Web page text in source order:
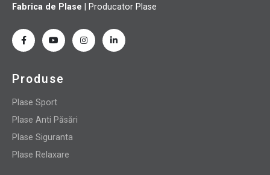
Fabrica de Plase | Producator Plase
Produse
Plase Sport
Plase Anti Păsări
Plase Siguranta
Plase Relaxare